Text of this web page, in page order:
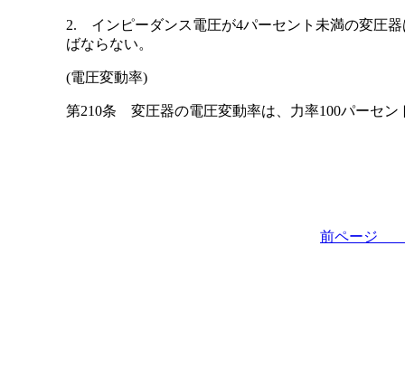
2. インピーダンス電圧が4パーセント未満の変圧
ばならない。
(電圧変動率)
第210条 変圧器の電圧変動率は、力率100パーセ
前ペー